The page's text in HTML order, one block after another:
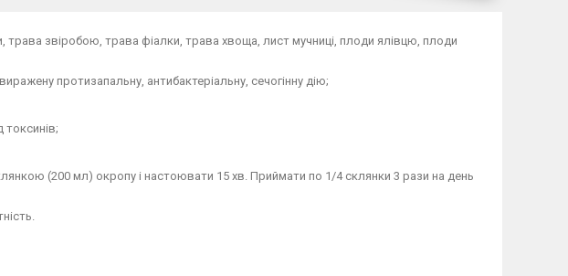
трава звіробою, трава фіалки, трава хвоща, лист мучниці, плоди ялівцю, плоди
протизапальну, антибактеріальну, сечогінну дію;
(200 мл) окропу і настоювати 15 хв. Приймати по 1/4 склянки 3 рази на день